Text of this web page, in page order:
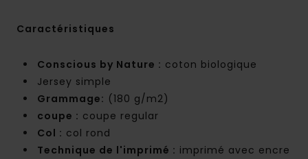
Caractéristiques
Conscious by Nature : coton biologique
Jersey simple
Grammage: (180 g/m2)
coupe : coupe regular
Col : col rond
Technique de l'imprimé : imprimé avec encre